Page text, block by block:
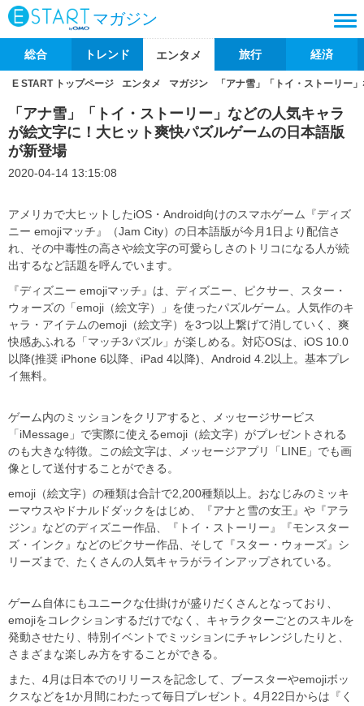
マガジン
総合 トレンド エンタメ 旅行 経済
E START トップページ エンタメ マガジン 「アナ雪」「トイ・ストーリー
「アナ雪」「トイ・ストーリー」などの人気キャラ
が絵文字に！大ヒット爽快パズルゲームの日本語版
が新登場
2020-04-14 13:15:08
アメリカで大ヒットしたiOS・Android向けのスマホゲーム『ディズ
ニー emojiマッチ』（Jam City）の日本語版が今月1日より配信さ
れ、その中毒性の高さや絵文字の可愛らしさのトリコになる人が続
出するなど話題を呼んでいます。
『ディズニー emojiマッチ』は、ディズニー、ピクサー、スター・
ウォーズの「emoji（絵文字）」を使ったパズルゲーム。人気作のキ
ャラ・アイテムのemoji（絵文字）を3つ以上繋げて消していく、爽
快感あふれる「マッチ3パズル」が楽しめる。対応OSは、iOS 10.0
以降(推奨 iPhone 6以降、iPad 4以降)、Android 4.2以上。基本プレ
イ無料。
ゲーム内のミッションをクリアすると、メッセージサービス
「iMessage」で実際に使えるemoji（絵文字）がプレゼントされる
のも大きな特徴。この絵文字は、メッセージアプリ「LINE」でも画
像として送付することができる。
emoji（絵文字）の種類は合計で2,200種類以上。おなじみのミッキ
ーマウスやドナルドダックをはじめ、『アナと雪の女王』や『アラ
ジン』などのディズニー作品、『トイ・ストーリー』『モンスター
ズ・インク』などのピクサー作品、そして『スター・ウォーズ』シ
リーズまで、たくさんの人気キャラがラインアップされている。
ゲーム自体にもユニークな仕掛けが盛りだくさんとなっており、
emojiをコレクションするだけでなく、キャラクターごとのスキルを
発動させたり、特別イベントでミッションにチャレンジしたりと、
さまざまな楽しみ方をすることができる。
また、4月は日本でのリリースを記念して、ブースターやemojiボッ
クスなどを1か月間にわたって毎日プレゼント。4月22日からは『く